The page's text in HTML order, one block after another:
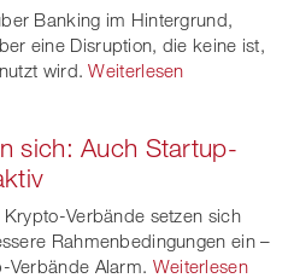
Banking im Hintergrund,
eine Disruption, die keine ist,
wird. Weiterlesen
sich: Auch Startup-
Verbände setzen sich
Rahmenbedingungen ein –
Verbände Alarm. Weiterlesen